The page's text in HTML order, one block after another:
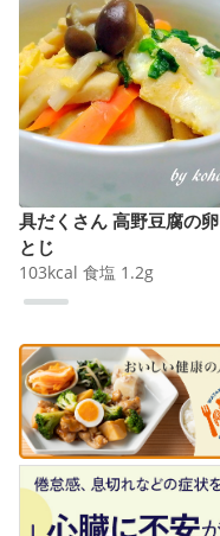
具だくさん 高野豆腐の卵
とじ
103kcal 食塩 1.2g